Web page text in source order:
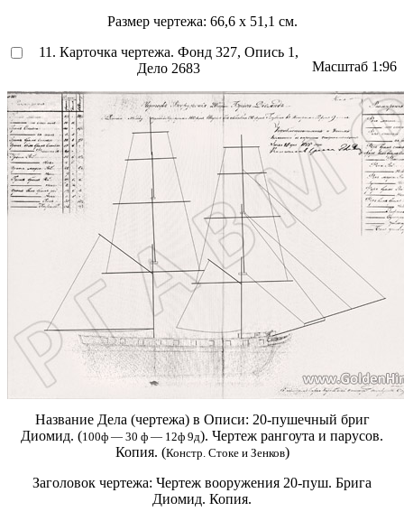
Размер чертежа: 66,6 х 51,1 см.
Масштаб 1:96
11. Карточка чертежа. Фонд 327, Опись 1,
Дело 2683
Название Дела (чертежа) в Описи: 20-пушечный бриг
Диомид. (100ф — 30 ф — 12ф 9д). Чертеж рангоута и парусов.
Копия. (Констр. Стоке и Зенков)
Заголовок чертежа: Чертеж вооружения 20-пуш. Брига
Диомид. Копия.